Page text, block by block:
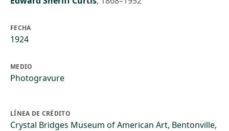
FECHA
1924
MEDIO
Photogravure
LÍNEA DE CRÉDITO
Crystal Bridges Museum of American Art, Bentonville,